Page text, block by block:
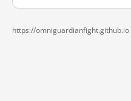
https://omniguardianfight.github.io